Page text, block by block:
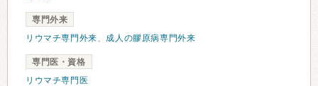
専門外来
リウマチ専門外来、 成人の膠原病専門外来
専門医・資格
リウマチ専門医